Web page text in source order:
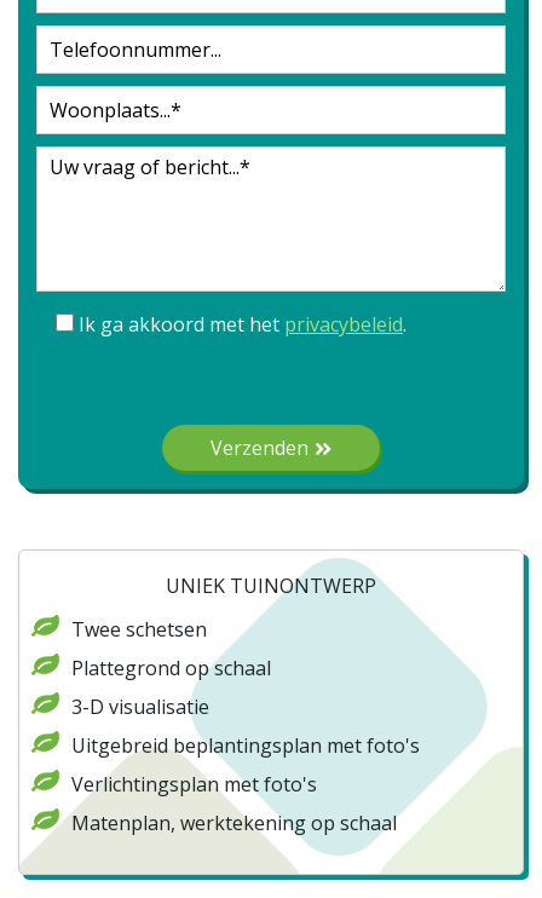
Ik ga akkoord met het privacybeleid.
Gelieve dit veld leeg te laten.
Verzenden
UNIEK TUINONTWERP
Twee schetsen
Plattegrond op schaal
3-D visualisatie
Uitgebreid beplantingsplan met foto's
Verlichtingsplan met foto's
Matenplan, werktekening op schaal